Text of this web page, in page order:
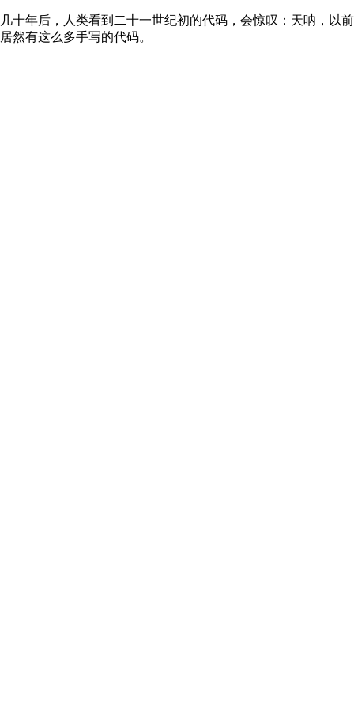
几十年后，人类看到二十一世纪初的代码，会惊叹：天呐，以前
居然有这么多手写的代码。